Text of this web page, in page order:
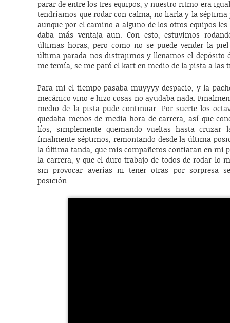
parar de entre los tres equipos, y nuestro ritmo era
tendríamos que rodar con calma, no liarla y la
aunque por el camino a alguno de los otros equipos
daba más ventaja aun. Con esto, estuvimos
últimas horas, pero como no se puede vender la
última parada nos distrajimos y llenamos el depósito
me temía, se me paró el kart en medio de la pista a las
Para mi el tiempo pasaba muyyyy despacio, y la
mecánico vino e hizo cosas no ayudaba nada.
medio de la pista pude continuar. Por suerte los
quedaba menos de media hora de carrera, así que
líos, simplemente quemando vueltas hasta cruzar
finalmente séptimos, remontando desde la última
la última tanda, que mis compañeros confiaran en mi
la carrera, y que el duro trabajo de todos de rodar lo
sin provocar averías ni tener otras por sorpresa
posición.